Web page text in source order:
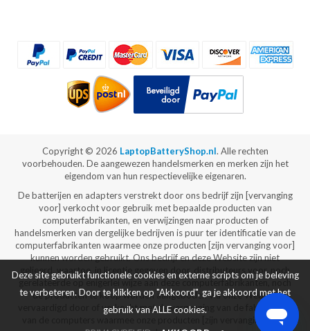
Copyright © 2026 LaptopBatteryShop.nl. Alle rechten
voorbehouden. De aangewezen handelsmerken en merken zijn het
eigendom van hun respectievelijke eigenaren.
De batterijen en adapters verstrekt door ons bedrijf zijn [vervanging
voor] verkocht voor gebruik met bepaalde producten van
computerfabrikanten, en verwijzingen naar producten of
handelsmerken van dergelijke bedrijven is puur ter identificatie van de
computerfabrikanten waarmee onze producten [zijn vervanging voor]
kunnen worden gebruikt. Ons bedrijf en deze Website zijn niet
gelieerd, waartoe, in licentie gegeven door, distributeurs voor, noch
gerelateerde op enigerlei wijze aan deze computerfabrikanten, noch
de producten te koop worden aangeboden via onze Website
vervaardigd door of verkocht met de vergunning van de fabrikanten
van de computers waarmee onze producten [zijn vervanging voor]
Deze site gebruikt functionele cookies en externe scripts om je beleving
te verbeteren. Door te klikken op "Akkoord", ga je akkoord met het
gebruik van ALLE cookies.